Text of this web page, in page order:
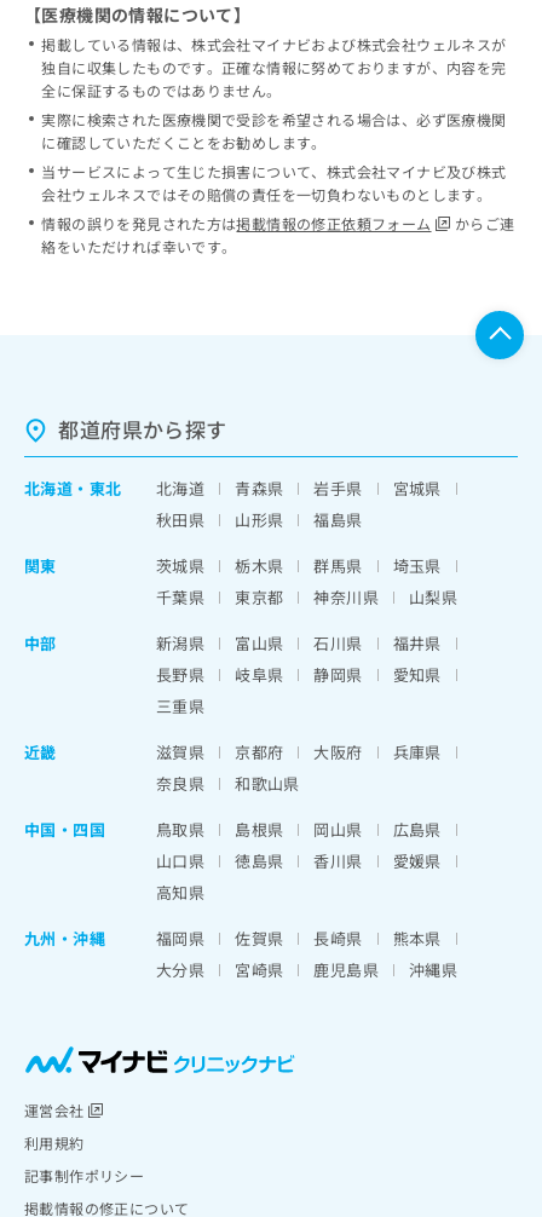
【医療機関の情報について】
掲載している情報は、株式会社マイナビおよび株式会社ウェルネスが
独自に収集したものです。正確な情報に努めておりますが、内容を完
全に保証するものではありません。
実際に検索された医療機関で受診を希望される場合は、必ず医療機関
に確認していただくことをお勧めします。
当サービスによって生じた損害について、株式会社マイナビ及び株式
会社ウェルネスではその賠償の責任を一切負わないものとします。
情報の誤りを発見された方は掲載情報の修正依頼フォーム
からご連
絡をいただければ幸いです。
都道府県から探す
北海道 ・ 東北 北海道 青森県 岩手県
宮城県
秋田県
山形県
福島県
関東
茨城県 栃木県 群馬県
埼玉県
千葉県
東京都 神奈川県
山梨県
中部
新潟県 富山県 石川県
福井県
長野県
岐阜県 静岡県
愛知県
三重県
近畿
滋賀県 京都府 大阪府
兵庫県
奈良県
和歌山県
中国・四国
鳥取県 島根県 岡山県
広島県
山口県
徳島県 香川県
愛媛県
高知県
九州・沖縄
福岡県 佐賀県 長崎県
熊本県
大分県
宮崎県 鹿児島県 沖縄県
運営会社
利用規約
記事制作ポリシー
掲載情報の修正について